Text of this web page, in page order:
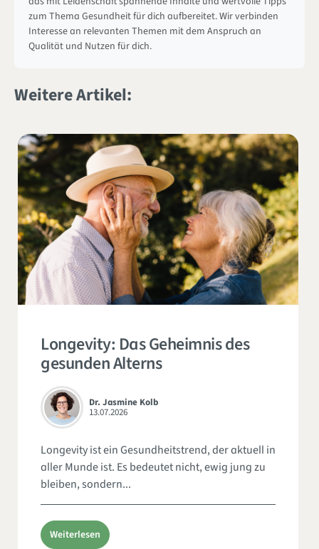
zum Thema Gesundheit für dich aufbereitet. Wir verbinden
Interesse an relevanten Themen mit dem Anspruch an
Qualität und Nutzen für dich.
Weitere Artikel:
Longevity: Das Geheimnis des
gesunden Alterns
Dr. Jasmine Kolb
13.07.2026
Longevity ist ein Gesundheitstrend, der aktuell in
aller Munde ist. Es bedeutet nicht, ewig jung zu
bleiben, sondern...
Weiterlesen